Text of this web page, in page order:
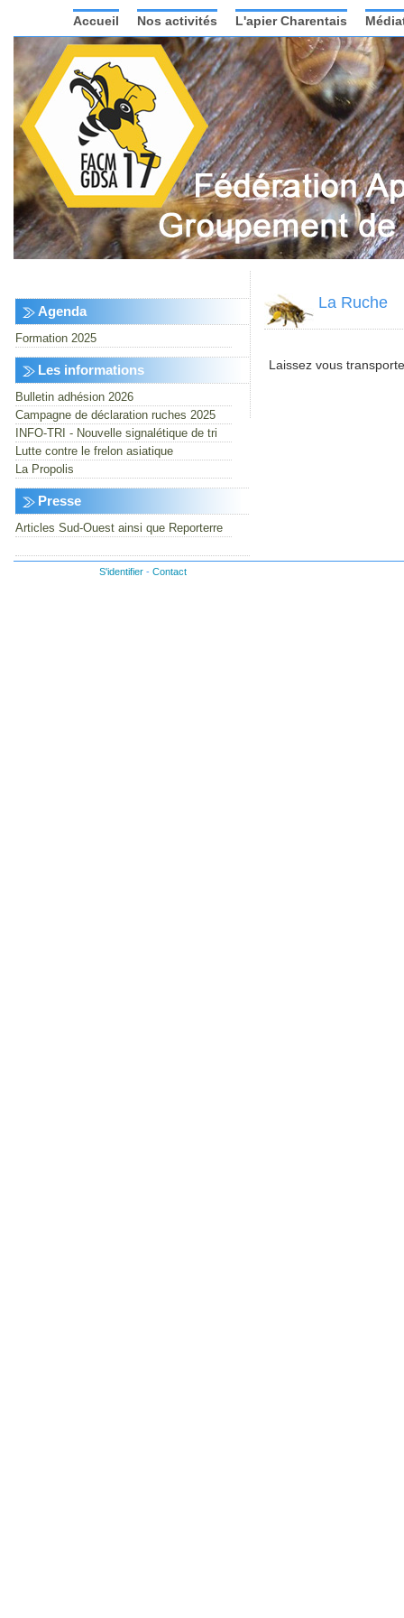
L'apier Charentais
Nos activités
Accueil
Agenda
Formation 2025
Les informations
Bulletin adhésion 2026
Campagne de déclaration ruches 2025
INFO-TRI - Nouvelle signalétique de tri
Lutte contre le frelon asiatique
La Propolis
Presse
Articles Sud-Ouest ainsi que Reporterre
La Ruche
Laissez vous
S'identifier - Contact